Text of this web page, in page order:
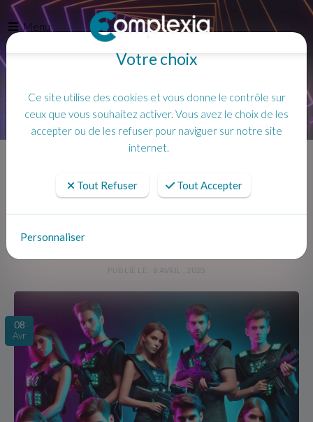
Menu
Accueil
Actualités
Jeudi soir = Soirée ILLIMITÉE à volonté pour 25€ !
Jeudi soir = Soirée ILLIMITÉE à
PUBLIÉ LE : 8 AVRIL , 2025
08
Avr
Votre choix
Ce site utilise des cookies et vous donne le contrôle sur
ceux que vous souhaitez activer. Vous avez le choix de les
accepter ou de les refuser pour naviguer sur notre site
internet.
Tout Refuser Tout Accepter
Personnaliser